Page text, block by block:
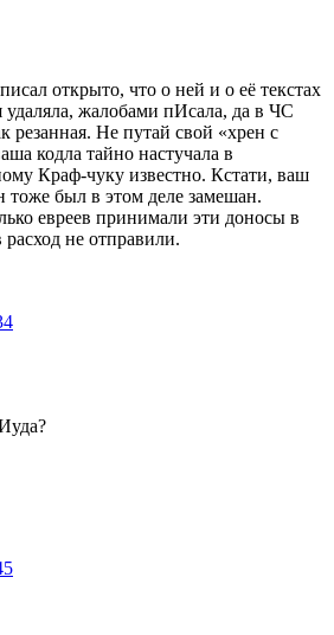
открыто, что о ней и о её текстах
жалобами пИсала, да в ЧС
резанная. Не путай свой «хрен с
кодла тайно настучала в
Краф-чуку известно. Кстати, ваш
был в этом деле замешан.
евреев принимали эти доносы в
не отправили.